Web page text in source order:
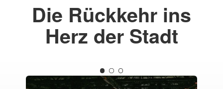
Die Rückkehr ins
Herz der Stadt